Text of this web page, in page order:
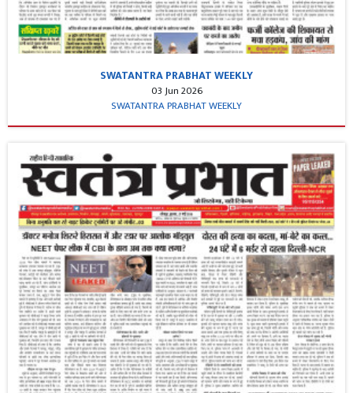
SWATANTRA PRABHAT WEEKLY
03 Jun 2026
SWATANTRA PRABHAT WEEKLY